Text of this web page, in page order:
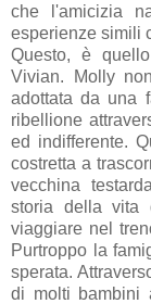
che l'amicizia
esperienze simili
Questo, è
Vivian. Molly
adottata da una
ribellione
ed indifferente.
costretta a
vecchina
storia della vita
viaggiare nel
Purtroppo la
sperata.
di molti bambini